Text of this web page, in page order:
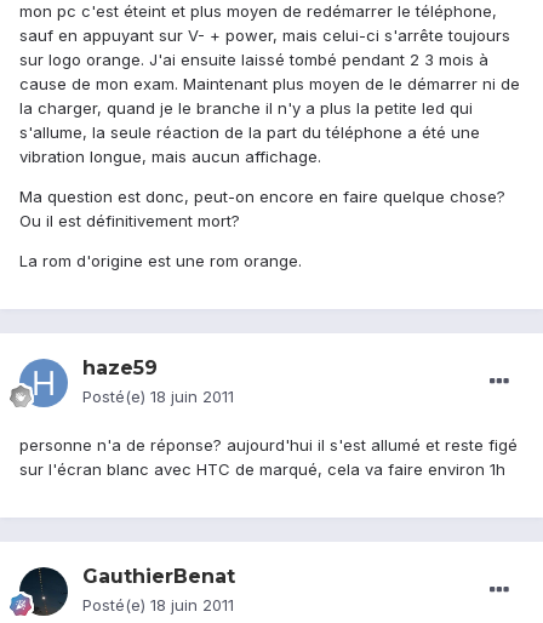
mon pc c'est éteint et plus moyen de redémarrer le téléphone,
sauf en appuyant sur V- + power, mais celui-ci s'arrête toujours
sur logo orange. J'ai ensuite laissé tombé pendant 2 3 mois à
cause de mon exam. Maintenant plus moyen de le démarrer ni de
la charger, quand je le branche il n'y a plus la petite led qui
s'allume, la seule réaction de la part du téléphone a été une
vibration longue, mais aucun affichage.
Ma question est donc, peut-on encore en faire quelque chose?
Ou il est définitivement mort?
La rom d'origine est une rom orange.
haze59
Posté(e) 18 juin 2011
personne n'a de réponse? aujourd'hui il s'est allumé et reste figé
sur l'écran blanc avec HTC de marqué, cela va faire environ 1h
GauthierBenat
Posté(e) 18 juin 2011